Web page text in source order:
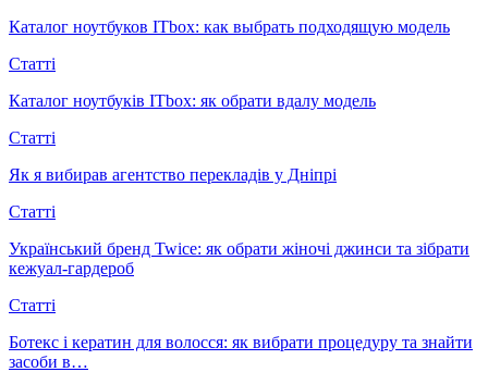
Каталог ноутбуков ITbox: как выбрать подходящую модель
Статті
Каталог ноутбуків ITbox: як обрати вдалу модель
Статті
Як я вибирав агентство перекладів у Дніпрі
Статті
Український бренд Twice: як обрати жіночі джинси та зібрати
кежуал-гардероб
Статті
Ботекс і кератин для волосся: як вибрати процедуру та знайти
засоби в…